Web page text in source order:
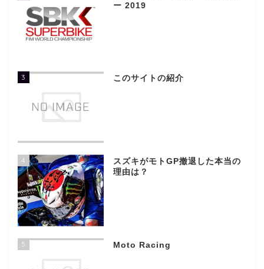
ー 2019
3 このサイトの紹介
4
スズキがモトGP撤退した本当の
理由は？
5 Moto Racing